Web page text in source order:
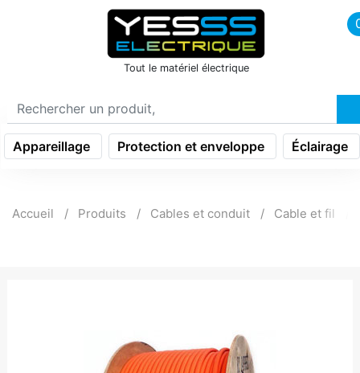
icon menu burger
Tout le matériel électrique
Appareillage Protection et enveloppe Éclairage
Accueil Produits Cables et conduit Cable et fil